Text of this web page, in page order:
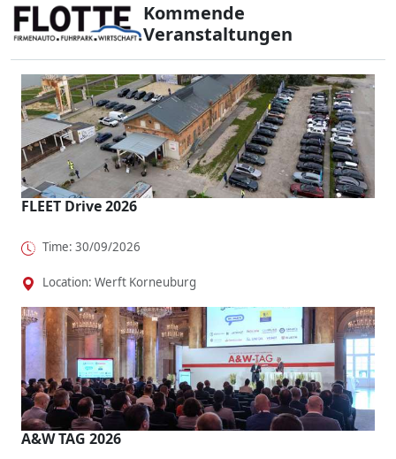
Kommende
Veranstaltungen
FLEET Drive 2026
Time: 30/09/2026
Location: Werft Korneuburg
A&W TAG 2026